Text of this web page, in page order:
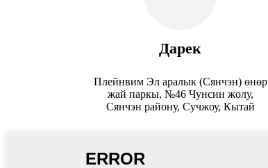
Дарек
Плейнвим Эл аралык (Сянчэн) өнөр
жай паркы, №46 Чунсин жолу,
Сянчэн району, Сучжоу, Кытай